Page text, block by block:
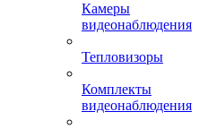
Камеры
видеонаблюдения
Тепловизоры
Комплекты
видеонаблюдения